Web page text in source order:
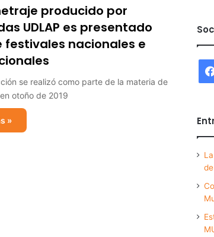
producido por
UDLAP es presentado
festivales nacionales e
se realizó como parte de la materia de
otoño de 2019
»